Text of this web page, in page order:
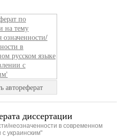
автореферат
диссертации
неозначенности в современном
украинским"